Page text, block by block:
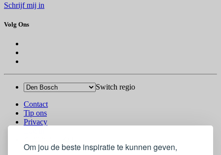
Om jou de beste inspiratie te kunnen geven,
Schrijf mij in
Volg Ons
Switch regio
Contact
Tip ons
Privacy